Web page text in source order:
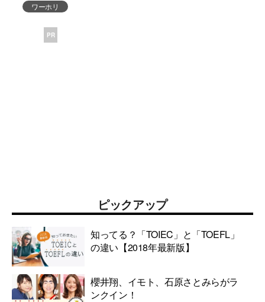
ワーホリ
PR
ピックアップ
知ってる？「TOIEC」と「TOEFL」
の違い【2018年最新版】
櫻井翔、イモト、石原さとみらがラ
ンクイン！